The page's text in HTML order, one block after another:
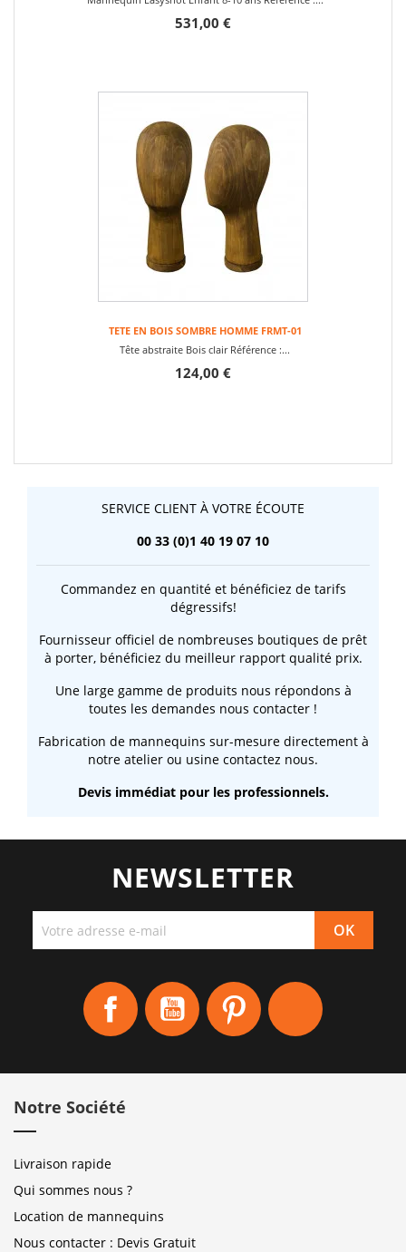
531,00 €
TETE EN BOIS SOMBRE HOMME FRMT-01
Tête abstraite Bois clair Référence :...
124,00 €
SERVICE CLIENT À VOTRE ÉCOUTE
00 33 (0)1 40 19 07 10
Commandez en quantité et bénéficiez de tarifs
dégressifs!
Fournisseur officiel de nombreuses boutiques de prêt
à porter, bénéficiez du meilleur rapport qualité prix.
Une large gamme de produits nous répondons à
toutes les demandes nous contacter !
Fabrication de mannequins sur-mesure directement à
notre atelier ou usine contactez nous.
Devis immédiat pour les professionnels.
NEWSLETTER
Facebook YouTube Pinterest
Notre Société
Livraison rapide
Qui sommes nous ?
Location de mannequins
Nous contacter : Devis Gratuit